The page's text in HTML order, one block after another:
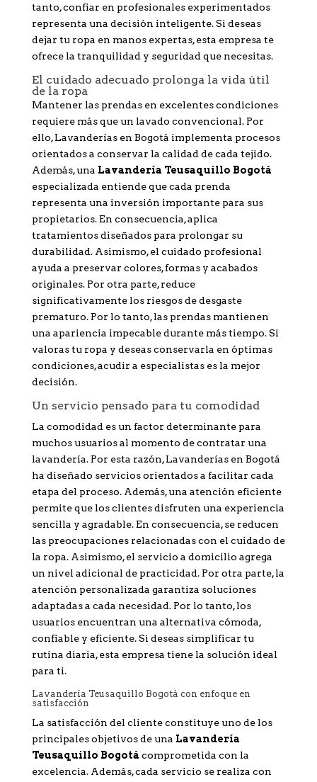
tanto, confiar en profesionales experimentados
representa una decisión inteligente. Si deseas
dejar tu ropa en manos expertas, esta empresa te
ofrece la tranquilidad y seguridad que necesitas.
El cuidado adecuado prolonga la vida útil
de la ropa
Mantener las prendas en excelentes condiciones
requiere más que un lavado convencional. Por
ello, Lavanderías en Bogotá implementa procesos
orientados a conservar la calidad de cada tejido.
Además, una Lavandería Teusaquillo Bogotá
especializada entiende que cada prenda
representa una inversión importante para sus
propietarios. En consecuencia, aplica
tratamientos diseñados para prolongar su
durabilidad. Asimismo, el cuidado profesional
ayuda a preservar colores, formas y acabados
originales. Por otra parte, reduce
significativamente los riesgos de desgaste
prematuro. Por lo tanto, las prendas mantienen
una apariencia impecable durante más tiempo. Si
valoras tu ropa y deseas conservarla en óptimas
condiciones, acudir a especialistas es la mejor
decisión.
Un servicio pensado para tu comodidad
La comodidad es un factor determinante para
muchos usuarios al momento de contratar una
lavandería. Por esta razón, Lavanderías en Bogotá
ha diseñado servicios orientados a facilitar cada
etapa del proceso. Además, una atención eficiente
permite que los clientes disfruten una experiencia
sencilla y agradable. En consecuencia, se reducen
las preocupaciones relacionadas con el cuidado de
la ropa. Asimismo, el servicio a domicilio agrega
un nivel adicional de practicidad. Por otra parte, la
atención personalizada garantiza soluciones
adaptadas a cada necesidad. Por lo tanto, los
usuarios encuentran una alternativa cómoda,
confiable y eficiente. Si deseas simplificar tu
rutina diaria, esta empresa tiene la solución ideal
para ti.
Lavandería Teusaquillo Bogotá con enfoque en
satisfacción
La satisfacción del cliente constituye uno de los
principales objetivos de una Lavandería
Teusaquillo Bogotá comprometida con la
excelencia. Además, cada servicio se realiza con